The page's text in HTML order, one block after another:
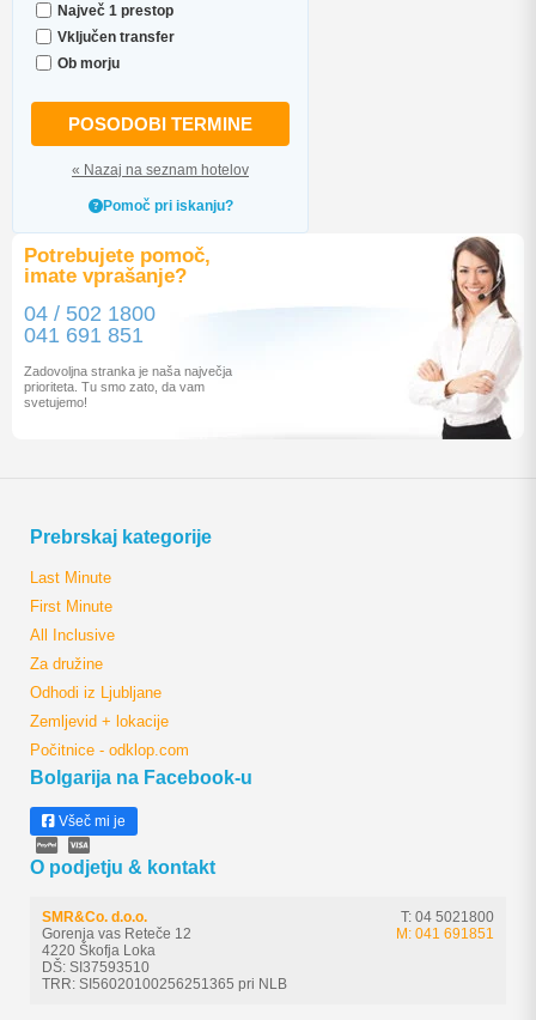
Največ 1 prestop
Vključen transfer
Ob morju
POSODOBI TERMINE
« Nazaj na seznam hotelov
Pomoč pri iskanju?
Potrebujete pomoč,
imate vprašanje?
04 / 502 1800
041 691 851
Zadovoljna stranka je naša največja
prioriteta. Tu smo zato, da vam
svetujemo!
Prebrskaj kategorije
Last Minute
First Minute
All Inclusive
Za družine
Odhodi iz Ljubljane
Zemljevid + lokacije
Počitnice - odklop.com
Bolgarija na Facebook-u
Všeč mi je
O podjetju & kontakt
SMR&Co. d.o.o.
Gorenja vas Reteče 12
4220 Škofja Loka
DŠ: SI37593510
TRR: SI56020100256251365 pri NLB
T: 04 5021800
M: 041 691851